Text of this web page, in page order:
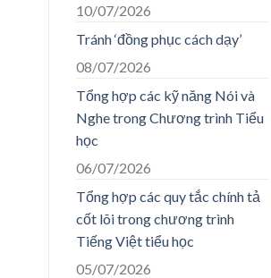
10/07/2026
Tránh ‘đồng phục cách dạy’
08/07/2026
Tổng hợp các kỹ năng Nói và
Nghe trong Chương trình Tiểu
học
06/07/2026
Tổng hợp các quy tắc chính tả
cốt lõi trong chương trình
Tiếng Việt tiểu học
05/07/2026